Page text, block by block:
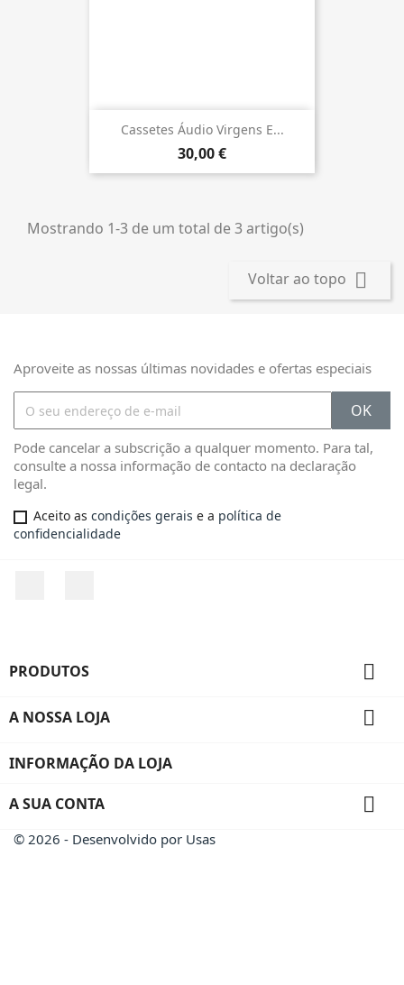
Cassetes Áudio Virgens E...
30,00 €
Mostrando 1-3 de um total de 3 artigo(s)
Voltar ao topo 
Aproveite as nossas últimas novidades e ofertas especiais
Pode cancelar a subscrição a qualquer momento. Para tal,
consulte a nossa informação de contacto na declaração
legal.
Aceito as condições gerais e a política de
confidencialidade
PRODUTOS 
A NOSSA LOJA 
INFORMAÇÃO DA LOJA
A SUA CONTA 
© 2026 - Desenvolvido por Usas